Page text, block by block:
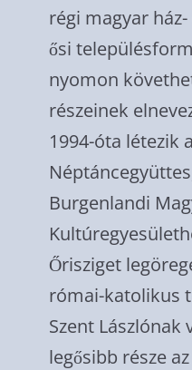
régi magyar
ősi
nyomon
részeinek
1994-óta létezik
Burgenlandi
Őrisziget
római-katolikus
Szent Lászlónak
legősibb része